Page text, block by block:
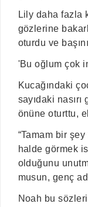
Lily daha fazla
gözlerine
oturdu ve
'Bu oğlum çok
Kucağındaki
sayıdaki
önüne oturttu,
“Tamam bir
halde görmek
olduğunu
musun, genç
Noah bu